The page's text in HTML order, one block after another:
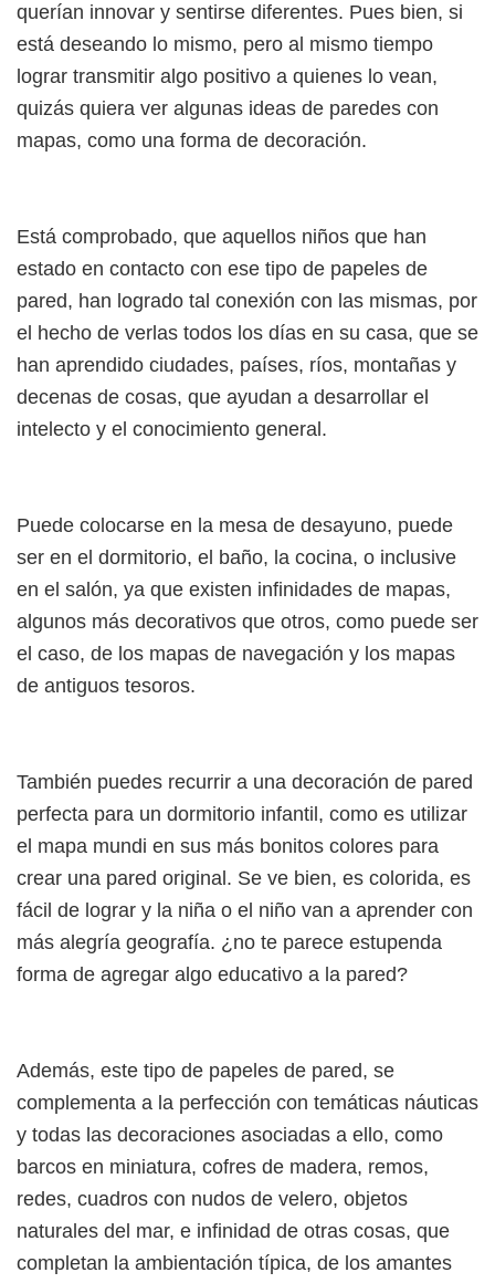
querían innovar y sentirse diferentes. Pues bien, si
está deseando lo mismo, pero al mismo tiempo
lograr transmitir algo positivo a quienes lo vean,
quizás quiera ver algunas ideas de paredes con
mapas, como una forma de decoración.
Está comprobado, que aquellos niños que han
estado en contacto con ese tipo de papeles de
pared, han logrado tal conexión con las mismas, por
el hecho de verlas todos los días en su casa, que se
han aprendido ciudades, países, ríos, montañas y
decenas de cosas, que ayudan a desarrollar el
intelecto y el conocimiento general.
Puede colocarse en la mesa de desayuno, puede
ser en el dormitorio, el baño, la cocina, o inclusive
en el salón, ya que existen infinidades de mapas,
algunos más decorativos que otros, como puede ser
el caso, de los mapas de navegación y los mapas
de antiguos tesoros.
También puedes recurrir a una decoración de pared
perfecta para un dormitorio infantil, como es utilizar
el mapa mundi en sus más bonitos colores para
crear una pared original. Se ve bien, es colorida, es
fácil de lograr y la niña o el niño van a aprender con
más alegría geografía. ¿no te parece estupenda
forma de agregar algo educativo a la pared?
Además, este tipo de papeles de pared, se
complementa a la perfección con temáticas náuticas
y todas las decoraciones asociadas a ello, como
barcos en miniatura, cofres de madera, remos,
redes, cuadros con nudos de velero, objetos
naturales del mar, e infinidad de otras cosas, que
completan la ambientación típica, de los amantes